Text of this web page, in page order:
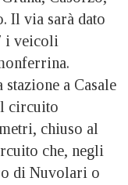
Il via sarà dato
i veicoli
a Casale
circuito
chiuso al
che, negli
di Nuvolari o